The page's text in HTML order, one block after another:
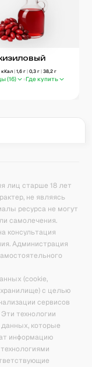
кКал | 1,6 г | 0,3 г | 38,2 г
(16) Где купить
лиц старше 18 лет
не являясь
ресурса не могут
самолечения.
консультация
Администрация
(cookie,
с целью
сервисов
технологии
которые
информацию